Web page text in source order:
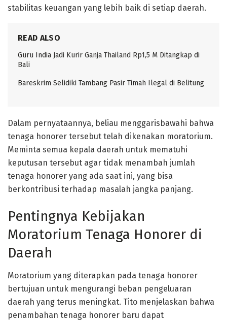
stabilitas keuangan yang lebih baik di setiap daerah.
READ ALSO
Guru India Jadi Kurir Ganja Thailand Rp1,5 M Ditangkap di
Bali
Bareskrim Selidiki Tambang Pasir Timah Ilegal di Belitung
Dalam pernyataannya, beliau menggarisbawahi bahwa
tenaga honorer tersebut telah dikenakan moratorium.
Meminta semua kepala daerah untuk mematuhi
keputusan tersebut agar tidak menambah jumlah
tenaga honorer yang ada saat ini, yang bisa
berkontribusi terhadap masalah jangka panjang.
Pentingnya Kebijakan
Moratorium Tenaga Honorer di
Daerah
Moratorium yang diterapkan pada tenaga honorer
bertujuan untuk mengurangi beban pengeluaran
daerah yang terus meningkat. Tito menjelaskan bahwa
penambahan tenaga honorer baru dapat